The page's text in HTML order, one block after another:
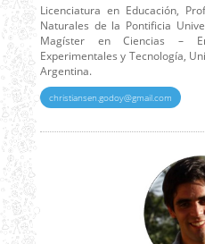
Licenciatura en Educación,
Naturales de la Pontificia
Magíster en Ciencias –
Experimentales y Tecnología,
Argentina.
christiansen.godoy@gmail.com